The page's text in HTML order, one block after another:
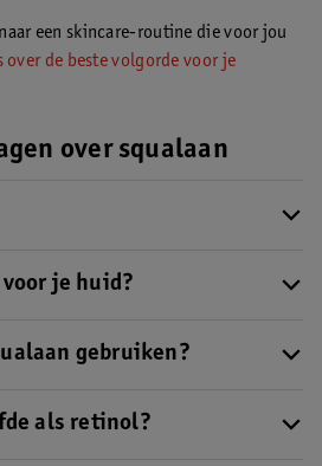
een skincare-routine die voor jou
over de beste volgorde voor je
over squalaan
squaleen (met ‘ee’). Meer weten
je huid?
tegen invloeden van buitenaf.
Lees
gebruiken?
meestal ook voor de kinderhuid
als retinol?